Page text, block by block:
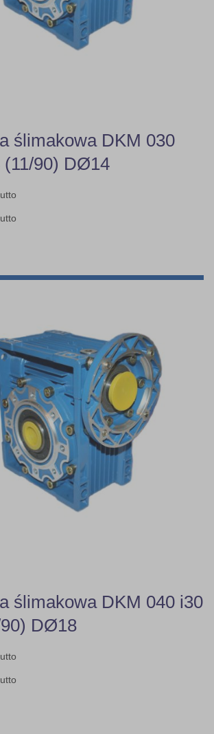
ślimakowa DKM 030
(11/90) DØ14
ślimakowa DKM 040 i30
DØ18